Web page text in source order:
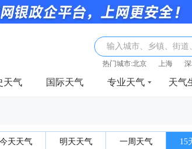
输入城市、乡镇、街道
热门城市:北京 上海 深
天气 国际天气 专业天气 天气
今天天气 明天天气 一周天气 15